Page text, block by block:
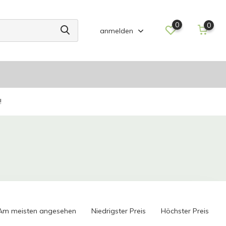
anmelden
0 0
meisten angesehen Niedrigster Preis Höchster Preis